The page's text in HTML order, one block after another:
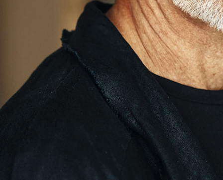
Alex Los
Poitrine Taille86 cm Hanches 100 cm
Pointure CheveuxPoivre & Sel Yeux Bleus
Télécharger le pdf